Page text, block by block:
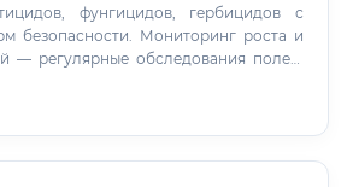
фунгицидов, гербицидов с
безопасности. Мониторинг роста и
— регулярные обследования полей,